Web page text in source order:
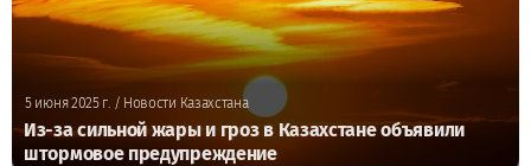
5 июня 2025 г. / Новости Казахстана
Из-за сильной жары и гроз в Казахстане объявили
штормовое предупреждение